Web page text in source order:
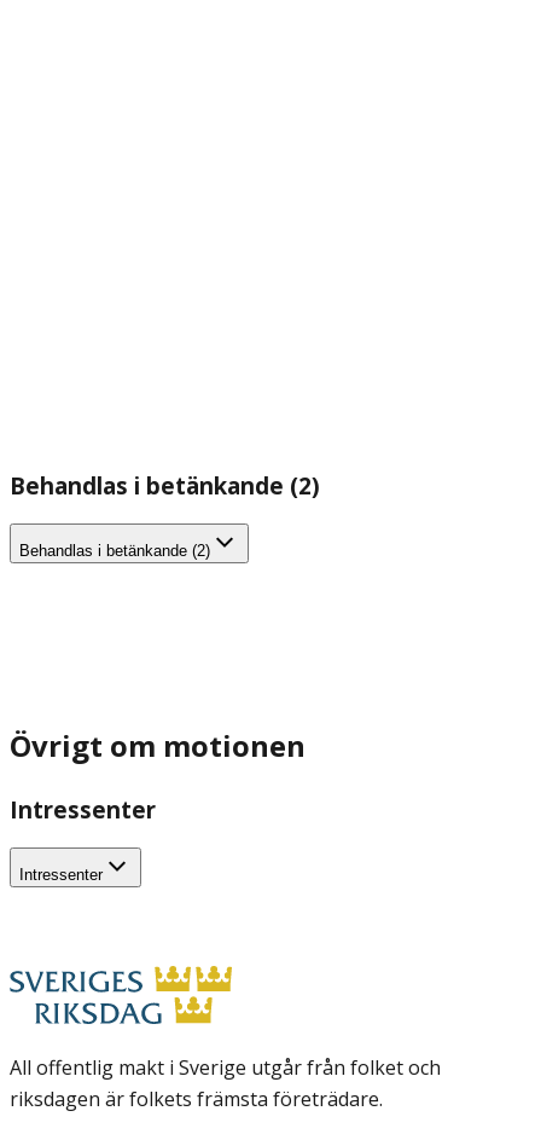
Behandlas i betänkande (2)
Behandlas i betänkande (2)
Övrigt om motionen
Intressenter
Intressenter
All offentlig makt i Sverige utgår från folket och
riksdagen är folkets främsta företrädare.